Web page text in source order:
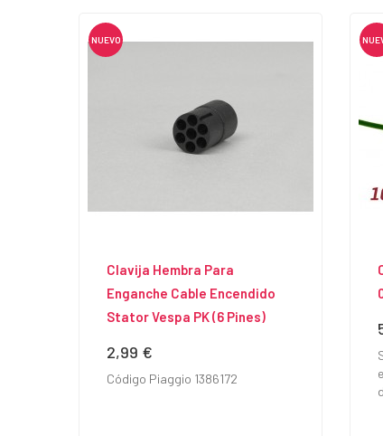
NUEVO
Clavija Hembra Para
Enganche Cable Encendido
Stator Vespa PK (6 Pines)
Precio
2,99 €
Código Piaggio 1386172